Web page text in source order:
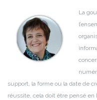
La
support, la forme ou la date de
réussite, cela doit être pensé